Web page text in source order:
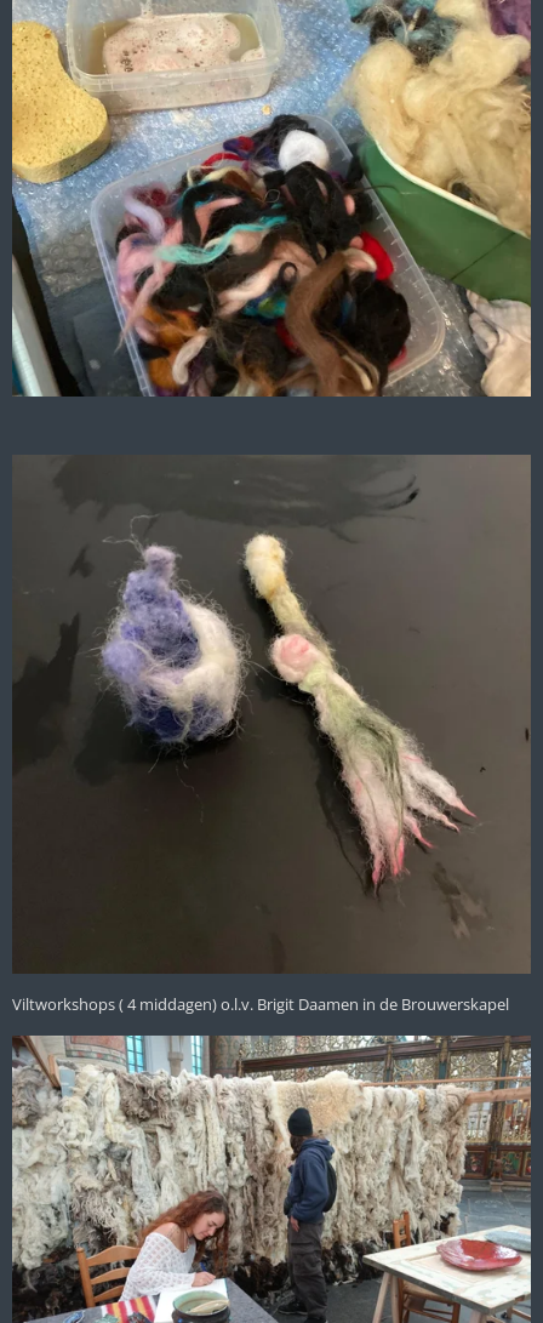
Viltworkshops ( 4 middagen) o.l.v. Brigit Daamen in de Brouwerskapel